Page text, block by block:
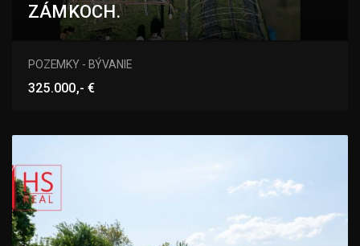
ZÁMKOCH.
Komjatická, Nové Zámky
POZEMKY - BÝVANIE
325.000,- €